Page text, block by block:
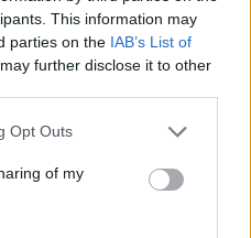
This information may
parties on the IAB’s List of
further disclose it to other
Opt Outs
of my